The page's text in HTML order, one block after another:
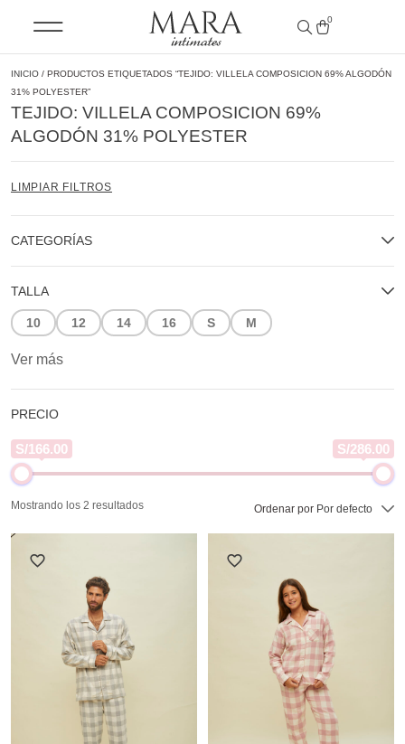
0
INICIO / PRODUCTOS ETIQUETADOS “TEJIDO: VILLELA COMPOSICION 69% ALGODÓN
31% POLYESTER”
TEJIDO: VILLELA COMPOSICION 69%
ALGODÓN 31% POLYESTER
LIMPIAR FILTROS
CATEGORÍAS
TALLA
10 12 14 16 S M
Ver más
PRECIO
S/166.00 S/286.00
Ordenar por Por defecto
Mostrando los 2 resultados